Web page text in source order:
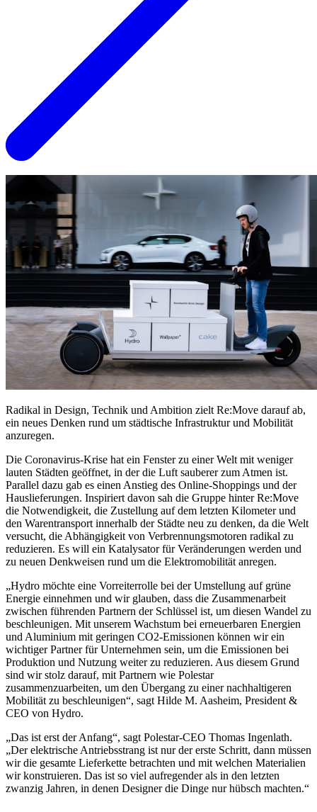
Radikal in Design, Technik und Ambition zielt Re:Move darauf ab,
ein neues Denken rund um städtische Infrastruktur und Mobilität
anzuregen.
Die Coronavirus-Krise hat ein Fenster zu einer Welt mit weniger
lauten Städten geöffnet, in der die Luft sauberer zum Atmen ist.
Parallel dazu gab es einen Anstieg des Online-Shoppings und der
Hauslieferungen. Inspiriert davon sah die Gruppe hinter Re:Move
die Notwendigkeit, die Zustellung auf dem letzten Kilometer und
den Warentransport innerhalb der Städte neu zu denken, da die Welt
versucht, die Abhängigkeit von Verbrennungsmotoren radikal zu
reduzieren. Es will ein Katalysator für Veränderungen werden und
zu neuen Denkweisen rund um die Elektromobilität anregen.
„Hydro möchte eine Vorreiterrolle bei der Umstellung auf grüne
Energie einnehmen und wir glauben, dass die Zusammenarbeit
zwischen führenden Partnern der Schlüssel ist, um diesen Wandel zu
beschleunigen. Mit unserem Wachstum bei erneuerbaren Energien
und Aluminium mit geringen CO2-Emissionen können wir ein
wichtiger Partner für Unternehmen sein, um die Emissionen bei
Produktion und Nutzung weiter zu reduzieren. Aus diesem Grund
sind wir stolz darauf, mit Partnern wie Polestar
zusammenzuarbeiten, um den Übergang zu einer nachhaltigeren
Mobilität zu beschleunigen“, sagt Hilde M. Aasheim, President &
CEO von Hydro.
„Das ist erst der Anfang“, sagt Polestar-CEO Thomas Ingenlath.
„Der elektrische Antriebsstrang ist nur der erste Schritt, dann müssen
wir die gesamte Lieferkette betrachten und mit welchen Materialien
wir konstruieren. Das ist so viel aufregender als in den letzten
zwanzig Jahren, in denen Designer die Dinge nur hübsch machten.“